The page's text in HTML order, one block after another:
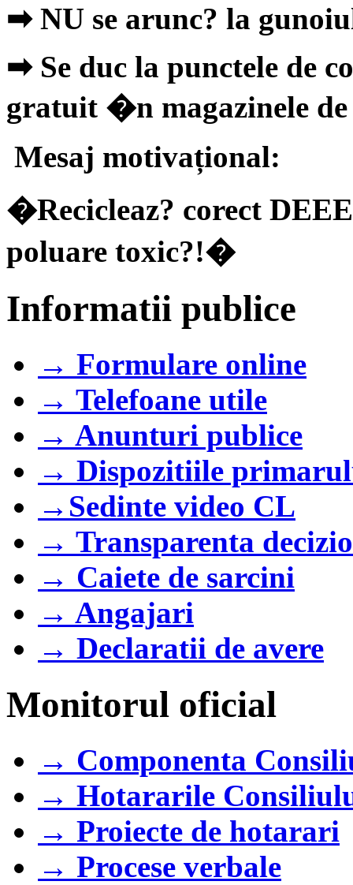
➡NU se arunc? la
➡Se duc la punctele de
gratuit �n magazinele de
Mesaj motivațional:
�Recicleaz? corect
poluare toxic?!�
Informatii publice
→ Formulare online
→ Telefoane utile
→ Anunturi publice
→ Dispozitiile
→Sedinte video CL
→ Transparenta
→ Caiete de sarcini
→ Angajari
→ Declaratii de avere
Monitorul oficial
→ Componenta
→ Hotararile
→ Proiecte de hotarari
→ Procese verbale